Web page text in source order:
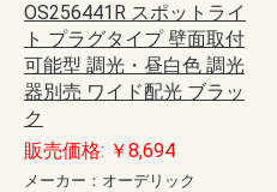
OS256441R スポットライ
ト プラグタイプ 壁面取付
可能型 調光・昼白色 調光
器別売 ワイド配光 ブラッ
ク
販売価格: ￥8,694
メーカー：オーデリック